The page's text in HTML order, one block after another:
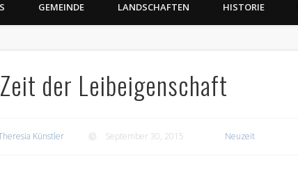
GEMEINDE LANDSCHAFTEN HISTORIE
der Leibeigenschaft
Künstler September 30, 2015 Neuzeit